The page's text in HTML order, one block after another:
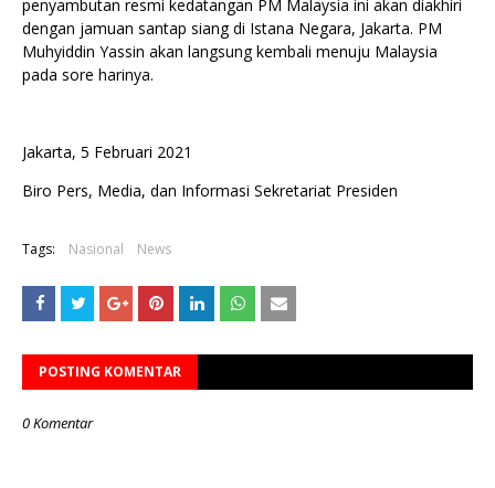
penyambutan resmi kedatangan PM Malaysia ini akan diakhiri
dengan jamuan santap siang di Istana Negara, Jakarta. PM
Muhyiddin Yassin akan langsung kembali menuju Malaysia
pada sore harinya.
Jakarta, 5 Februari 2021
Biro Pers, Media, dan Informasi Sekretariat Presiden
Tags: Nasional News
POSTING KOMENTAR
0 Komentar